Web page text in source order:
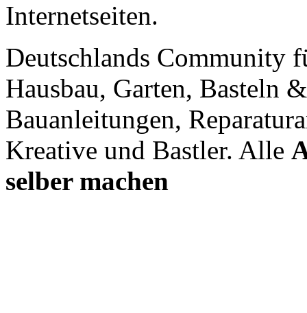
Internetseiten.
Deutschlands Community
Hausbau, Garten, Basteln
Bauanleitungen,
Kreative und Bastler. Alle
selber machen